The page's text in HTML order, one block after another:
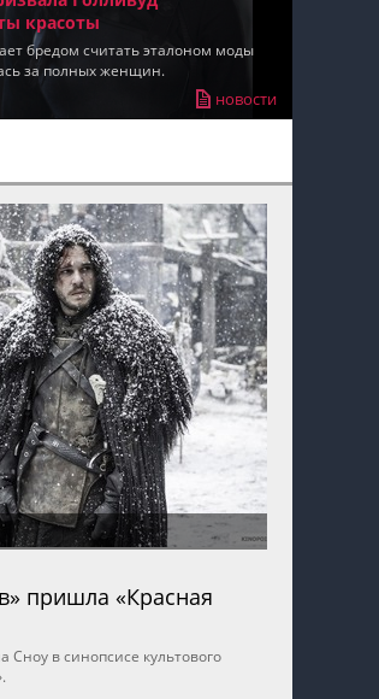
красоты
бредом считать эталоном моды
за полных женщин.
новости
пришла «Красная
Сноу в синопсисе культового